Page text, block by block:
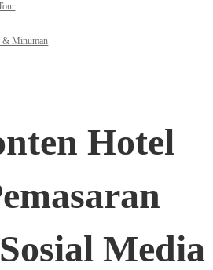
& Minuman
Hotel
Media